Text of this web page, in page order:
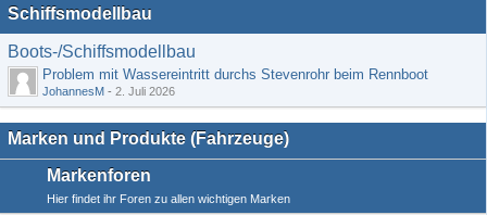
Schiffsmodellbau
Boots-/Schiffsmodellbau
Problem mit Wassereintritt durchs Stevenrohr beim Rennboot
JohannesM - 2. Juli 2026
Marken und Produkte (Fahrzeuge)
Markenforen
Hier findet ihr Foren zu allen wichtigen Marken